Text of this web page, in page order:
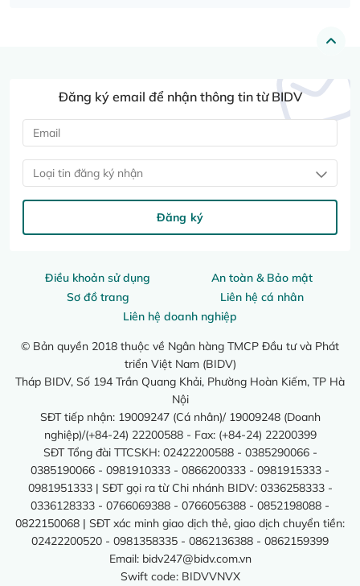
Điều khoản sử dụng
An toàn & Bảo mật
Sơ đồ trang
Liên hệ cá nhân
Liên hệ doanh nghiệp
© Bản quyền 2018 thuộc về Ngân hàng TMCP Đầu tư và Phát
triển Việt Nam (BIDV)
Tháp BIDV, Số 194 Trần Quang Khải, Phường Hoàn Kiếm, TP Hà
Nội
SĐT tiếp nhận: 19009247 (Cá nhân)/ 19009248 (Doanh
nghiệp)/(+84-24) 22200588 - Fax: (+84-24) 22200399
SĐT Tổng đài TTCSKH: 02422200588 - 0385290066 -
0385190066 - 0981910333 - 0866200333 - 0981915333 -
0981951333 | SĐT gọi ra từ Chi nhánh BIDV: 0336258333 -
0336128333 - 0766069388 - 0766056388 - 0852198088 -
0822150068 | SĐT xác minh giao dịch thẻ, giao dịch chuyển tiền:
02422200520 - 0981358335 - 0862136388 - 0862159399
Email: bidv247@bidv.com.vn
Swift code: BIDVVNVX
Đăng ký email để nhận thông tin từ BIDV
Loại tin đăng ký nhận
Đăng ký